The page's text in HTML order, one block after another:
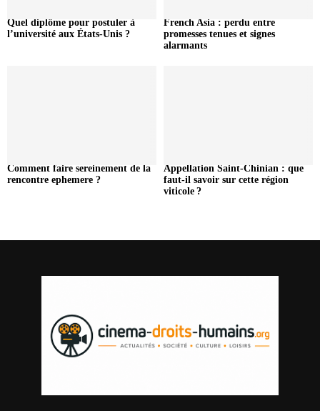
Quel diplôme pour postuler à
l’université aux États-Unis ?
French Asia : perdu entre
promesses tenues et signes
alarmants
Comment faire sereinement de la
rencontre ephemere ?
Appellation Saint-Chinian : que
faut-il savoir sur cette région
viticole ?